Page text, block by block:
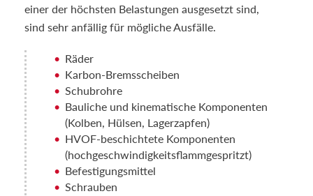
einer der höchsten Belastungen ausgesetzt sind,
sind sehr anfällig für mögliche Ausfälle.
Räder
Karbon-Bremsscheiben
Schubrohre
Bauliche und kinematische Komponenten
(Kolben, Hülsen, Lagerzapfen)
HVOF-beschichtete Komponenten
(hochgeschwindigkeitsflammgespritzt)
Befestigungsmittel
Schrauben